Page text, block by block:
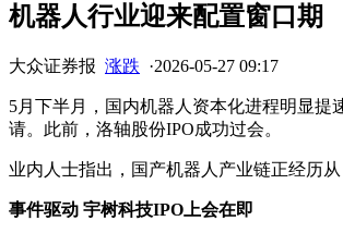
机器人行业迎来配置窗口期
大众证券报 涨跌 ·2026-05-27 09:17
5月下半月，国内机器人资本化进程明显提
请。此前，洛轴股份IPO成功过会。
业内人士指出，国产机器人产业链正经历
事件驱动 宇树科技IPO上会在即